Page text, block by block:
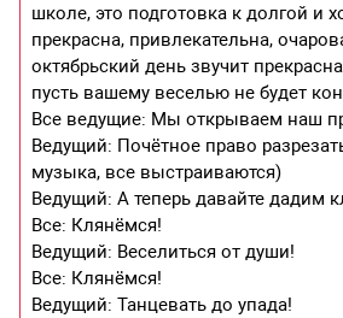
школе, это подготовка к долгой и
прекрасна, привлекательна,
октябрьский день звучит
пусть вашему веселью не будет
Все ведущие: Мы открываем наш
Ведущий: Почётное право
музыка, все выстраиваются)
Ведущий: А теперь давайте дадим
Все: Клянёмся!
Ведущий: Веселиться от души!
Все: Клянёмся!
Ведущий: Танцевать до упада!